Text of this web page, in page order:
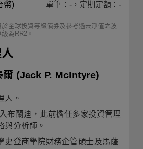
幣) 單筆：-，定期定額：-
全球投資等級債券及參考過去淨值之波
為RR2。
爾 (Jack P. McIntyre)
人。
布蘭迪，此前擔任多家投資管理
與分析師。
史登商學院財務企管碩士及馬薩